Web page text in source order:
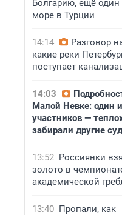
Болгарию, ещё
море в Турции
14:14
Разговор
какие реки
поступает
14:03
Малой Невке: один
участников —
забирали другие
13:52 Россиянки
золото в
академической
13:40 Пропали, как